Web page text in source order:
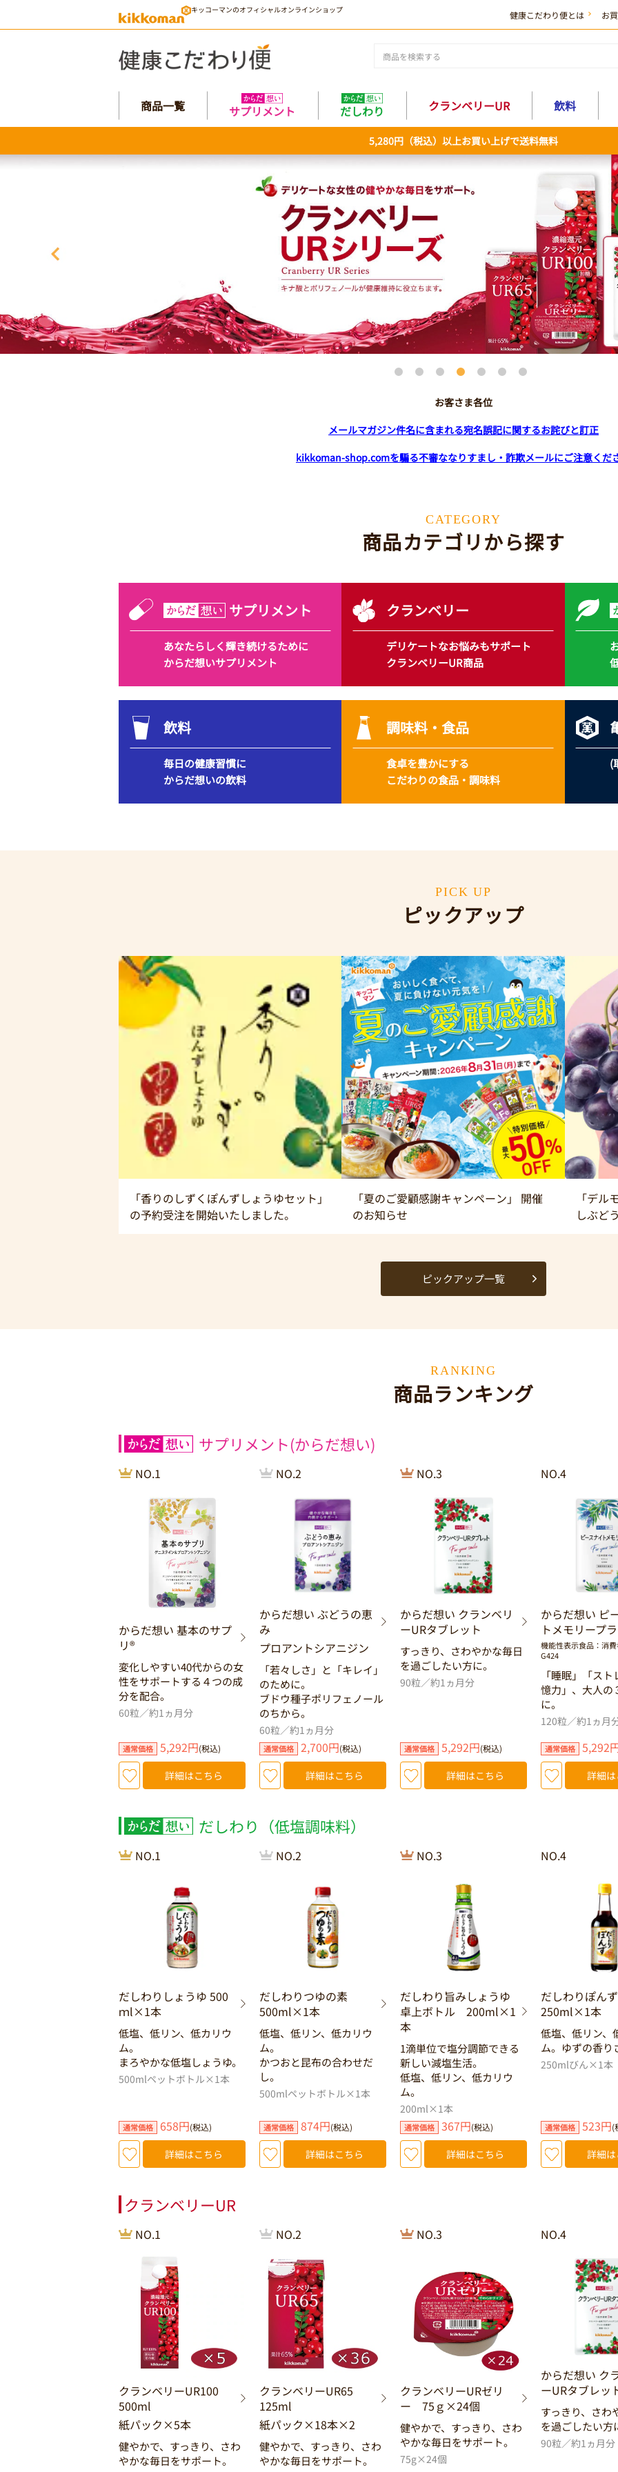
キッコーマンのオフィシャルオンラインショップ 健康こだわり便とは お
商品一覧 サプリメント だしわり クランベリーUR 飲料
5,280円（税込）以上お買い上げで送料無料
お客さま各位
メールマガジン件名に含まれる宛名誤記に関するお詫びと訂正
kikkoman-shop.comを騙る不審ななりすまし・詐欺メールにご注意くだ
CATEGORY
商品カテゴリから探す
サプリメント
あなたらしく輝き続けるために
からだ想いサプリメント
クランベリー
デリケートなお悩みもサポート
クランベリーUR商品
飲料
毎日の健康習慣に
からだ想いの飲料
調味料・食品
食卓を豊かにする
こだわりの食品・調味料
(
PICK UP
ピックアップ
「香りのしずくぽんずしょうゆセット」
の予約受注を開始いたしました。
「夏のご愛顧感謝キャンペーン」 開催
のお知らせ
「デ
しぶど
ピックアップ一覧
RANKING
商品ランキング
サプリメント(からだ想い)
NO.1
からだ想い 基本のサプ
リ®
変化しやすい40代からの女
性をサポートする４つの成
分を配合。
60粒／約1ヵ月分
通常価格 5,292円(税込)
詳細はこちら
NO.2
からだ想い ぶどうの恵
み
プロアントシアニジン
「若々しさ」と「キレイ」
のために。
ブドウ種子ポリフェノール
のちから。
60粒／約1ヵ月分
通常価格 2,700円(税込)
詳細はこちら
NO.3
からだ想い クランベリ
ーURタブレット
すっきり、さわやかな毎日
を過ごしたい方に。
90粒／約1ヵ月分
通常価格 5,292円(税込)
詳細はこちら
NO.4
からだ想い ピ
トメモリープ
機能性表示食品：消
G424
「睡眠」「ス
憶力」、大人の
に。
120粒／約1ヵ月
通常価格 5,292
詳細
だしわり（低塩調味料）
NO.1
だしわりしょうゆ 500
ｍl×1本
低塩、低リン、低カリウ
ム。
まろやかな低塩しょうゆ。
500mlペットボトル×1本
通常価格 658円(税込)
詳細はこちら
NO.2
だしわりつゆの素
500ml×1本
低塩、低リン、低カリウ
ム。
かつおと昆布の合わせだ
し。
500mlペットボトル×1本
通常価格 874円(税込)
詳細はこちら
NO.3
だしわり旨みしょうゆ
卓上ボトル 200ml×1
本
1滴単位で塩分調節できる
新しい減塩生活。
低塩、低リン、低カリウ
ム。
200ml×1本
通常価格 367円(税込)
詳細はこちら
NO.4
だしわりぽ
250ml×1本
低塩、低リン、
ム。ゆずの香り
250mlびん×1本
通常価格 523円(
詳細
クランベリーUR
NO.1
クランベリーUR100
500ml
紙パック×5本
健やかで、すっきり、さわ
やかな毎日をサポート。
NO.2
クランベリーUR65
125ml
紙パック×18本×2
健やかで、すっきり、さわ
やかな毎日をサポート。
NO.3
クランベリーURゼリ
ー 75ｇ×24個
健やかで、すっきり、さわ
やかな毎日をサポート。
75g×24個
NO.4
からだ想い ク
ーURタブレッ
すっきり、さわ
を過ごしたい方
90粒／約1ヵ月分